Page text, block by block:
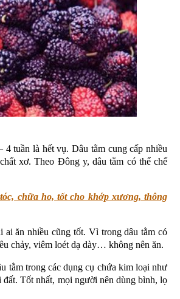
tuần là hết vụ. Dâu tằm cung cấp nhiều
xơ. Theo Đông y, dâu tằm có thể chế
chữa ho, tốt cho khớp xương, thông
ai ăn nhiều cũng tốt. Vì trong dâu tằm có
chảy, viêm loét dạ dày… không nên ăn.
tằm trong các dụng cụ chứa kim loại như
Tốt nhất, mọi người nên dùng bình, lọ